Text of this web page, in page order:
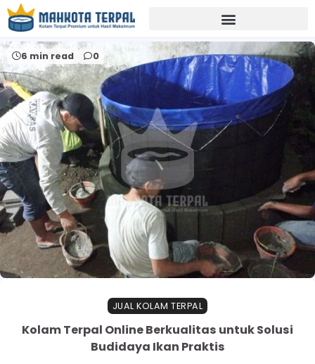
Home beli terpal kolam
6 min read 0
JUAL KOLAM TERPAL
Kolam Terpal Online Berkualitas untuk Solusi
Budidaya Ikan Praktis